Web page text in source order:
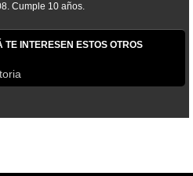
Cumple 10 años.
TE INTERESEN ESTOS OTROS